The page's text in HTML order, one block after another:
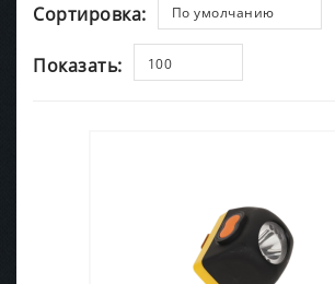
Сортировка: По умолчанию
Показать: 100